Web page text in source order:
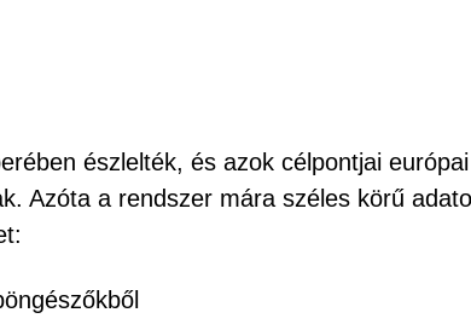
észlelték, és azok célpontjai
Azóta a rendszer mára széles körű